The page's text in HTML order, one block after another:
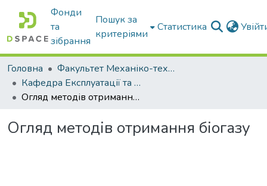
Фонди
та
зібрання
Пошук за
критеріями
Статистика
Головна
Факультет Механіко-технологічний
Кафедра Експлуатації та технічного сервісу машин
Огляд методів отримання біогазу
Огляд методів отримання біогазу